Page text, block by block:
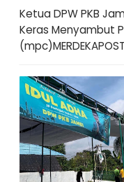
Ketua DPW PKB
Keras Menyambut